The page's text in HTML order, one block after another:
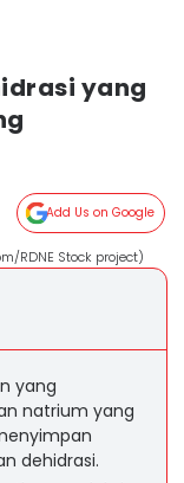
yang
Add Us on Google
RDNE Stock project)
yang
natrium yang
dehidrasi.